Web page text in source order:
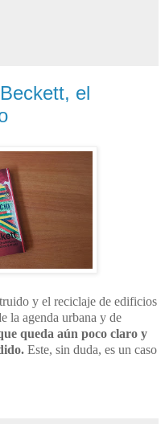
el
y el reciclaje de edificios
la agenda urbana y de
queda aún poco claro y
Este, sin duda, es un caso